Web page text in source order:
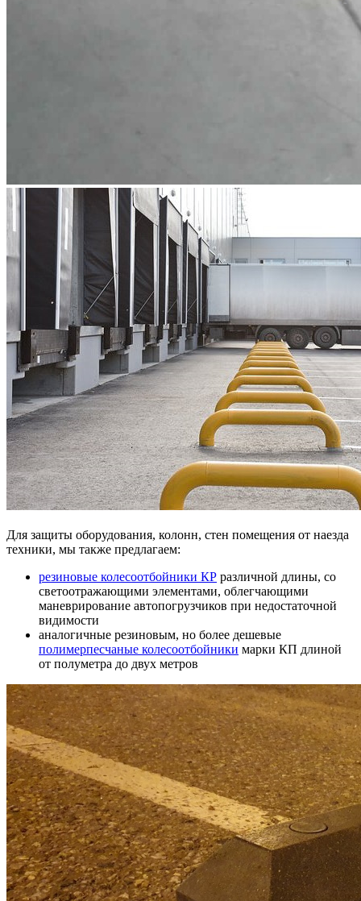
Для защиты оборудования, колонн, стен помещения от наезда
техники, мы также предлагаем:
резиновые колесоотбойники КР различной длины, со
светоотражающими элементами, облегчающими
маневрирование автопогрузчиков при недостаточной
видимости
аналогичные резиновым, но более дешевые
полимерпесчаные колесоотбойники марки КП длиной
от полуметра до двух метров